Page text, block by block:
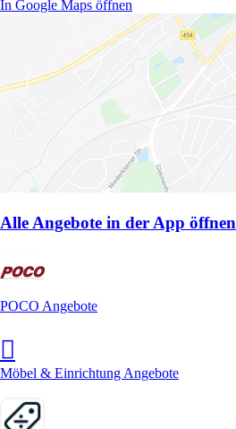
In Google Maps öffnen
Alle Angebote in der App öffnen
POCO Angebote
Möbel & Einrichtung Angebote